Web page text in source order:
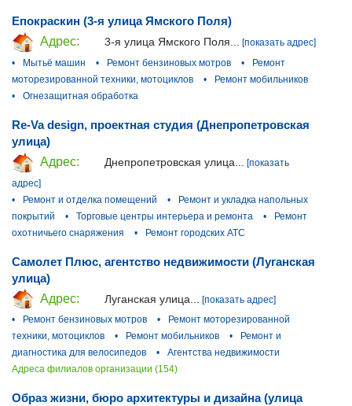
Епокраскин (3-я улица Ямского Поля)
Адрес:
3-я улица Ямского Поля...
[показать адрес]
•
Мытьё машин • Ремонт бензиновых мотров •
Ремонт
моторезированной техники, мотоциклов
•
Ремонт мобильников
•
Огнезащитная обработка
Re-Va design, проектная студия (Днепропетровская
улица)
Адрес:
Днепропетровская улица...
[показать
адрес]
•
Ремонт и отделка помещений •
Ремонт и укладка напольных
покрытий
• Торговые центры интерьера и ремонта •
Ремонт
охотничьего снаряжения
• Ремонт городских АТС
Самолет Плюс, агентство недвижимости (Луганская
улица)
Адрес:
Луганская улица...
[показать адрес]
•
Ремонт бензиновых мотров •
Ремонт моторезированной
техники, мотоциклов
• Ремонт мобильников •
Ремонт и
диагностика для велосипедов
•
Агентства недвижимости
Адреса филиалов организации (154)
Образ жизни, бюро архитектуры и дизайна (улица